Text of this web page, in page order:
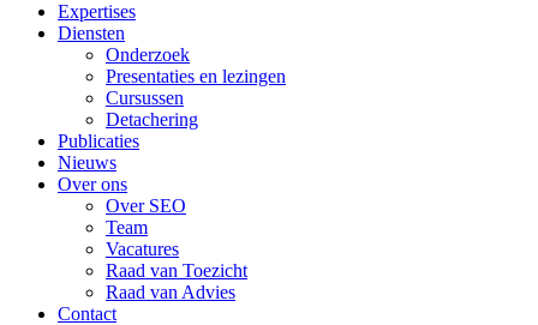
Expertises
Diensten
Onderzoek
Presentaties en lezingen
Cursussen
Detachering
Publicaties
Nieuws
Over ons
Over SEO
Team
Vacatures
Raad van Toezicht
Raad van Advies
Contact